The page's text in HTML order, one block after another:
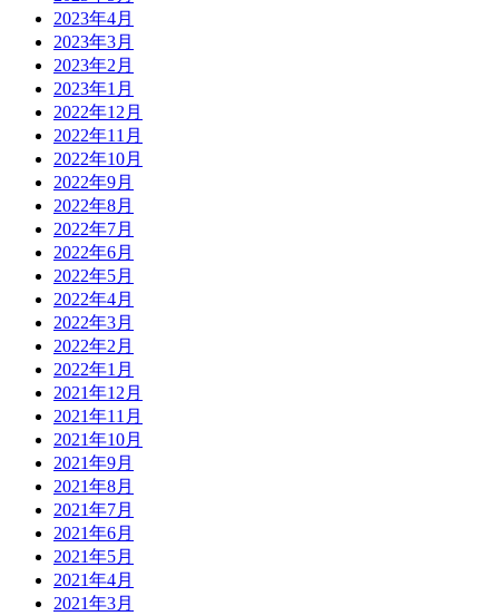
2023年4月
2023年3月
2023年2月
2023年1月
2022年12月
2022年11月
2022年10月
2022年9月
2022年8月
2022年7月
2022年6月
2022年5月
2022年4月
2022年3月
2022年2月
2022年1月
2021年12月
2021年11月
2021年10月
2021年9月
2021年8月
2021年7月
2021年6月
2021年5月
2021年4月
2021年3月